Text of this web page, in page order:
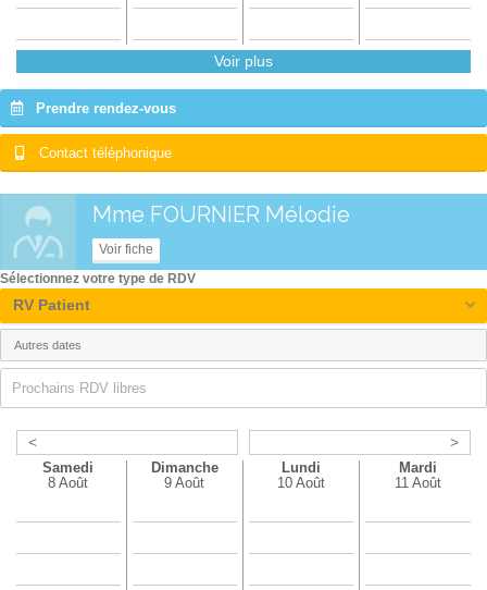
Voir plus
Prendre rendez-vous
Contact téléphonique
Mme FOURNIER Mélodie
Voir fiche
< >
Samedi
8 Août
Dimanche
9 Août
Lundi
10 Août
Mardi
11 Août
Sélectionnez votre type de RDV
RV Patient
Prochains RDV libres